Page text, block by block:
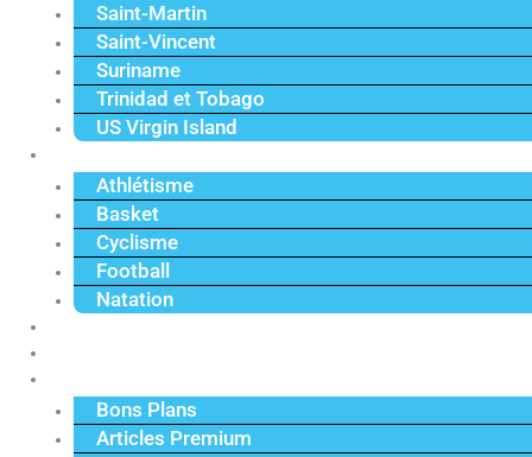
Saint-Martin
Saint-Vincent
Suriname
Trinidad et Tobago
US Virgin Island
Athlétisme
Basket
Cyclisme
Football
Natation
Bons Plans
Articles Premium